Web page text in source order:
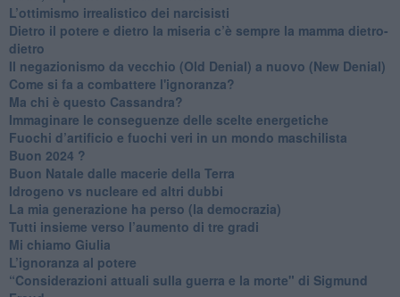
​L’ottimismo irrealistico dei narcisisti
​Dietro il potere e dietro la miseria c’è sempre la mamma dietro-
dietro
Il negazionismo da vecchio (Old Denial) a nuovo (New Denial)
Come si fa a combattere l'ignoranza?
Ma chi è questo Cassandra?
Immaginare le conseguenze delle scelte energetiche
​Fuochi d’artificio e fuochi veri in un mondo maschilista
Buon 2024 ?
​Buon Natale dalle macerie della Terra
​Idrogeno vs nucleare ed altri dubbi
​La mia generazione ha perso (la democrazia)
​Tutti insieme verso l’aumento di tre gradi
Mi chiamo Giulia
L’ignoranza al potere
​“Considerazioni attuali sulla guerra e la morte" di Sigmund